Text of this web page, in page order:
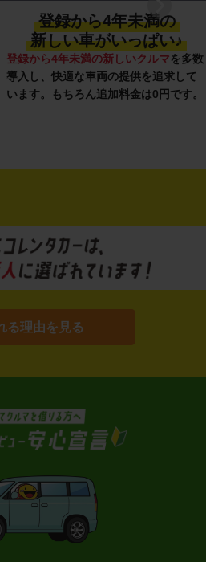
ら4年未満の
車がいっぱい♪
の新しいクルマを多数
車両の提供を追求して
ん追加料金は0円です。
全
全国47
駅チカ
店舗で
る理由を見る